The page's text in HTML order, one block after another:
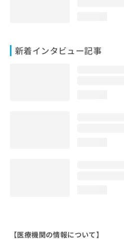
新着インタビュー記事
【医療機関の情報について】